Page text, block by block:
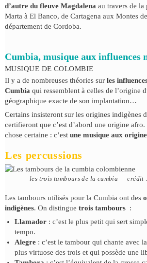
d’autre du fleuve Magdalena au travers de la
Marta à El Banco, de Cartagena aux Montes
département de Cordoba.
Cumbia, musique aux influences
MUSIQUE DE COLOMBIE
Il y a de nombreuses théories sur les
Cumbia qui ressemblent à celles de l’origine
géographique exacte de son implantation…
Certains insisteront sur les origines indigènes
certifieront que c’est d’abord une origine afro.
chose certaine : c’est une musique aux
Les percussions
les trois tambours de la cumbia — crédit
Les tambours utilisés pour la Cumbia ont des
indigènes. On distingue trois tambours :
Llamador : c’est le plus petit qui sert
tempo.
Alegre : c’est le tambour qui chante avec
plus virtuose des trois et qui possède une